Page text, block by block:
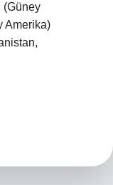
(Güney
Amerika)